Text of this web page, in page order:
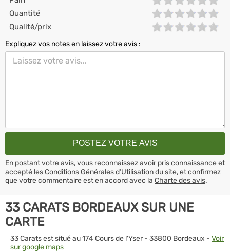
Quantité
Qualité/prix
Expliquez vos notes en laissez votre avis :
En postant votre avis, vous reconnaissez avoir pris connaissance et
accepté lesConditions Générales d’Utilisationdu site, et confirmez
que votre commentaire est en accord avec la Charte des avis.
33 CARATS BORDEAUX SUR UNE
CARTE
33 Carats est situé au 174 Cours de l'Yser - 33800 Bordeaux - Voir
sur google maps